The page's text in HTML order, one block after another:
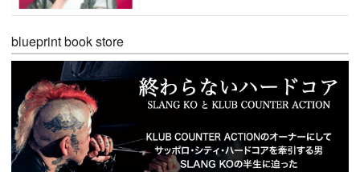
blueprint book store